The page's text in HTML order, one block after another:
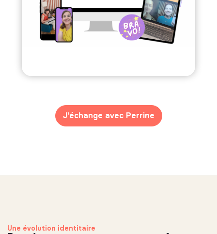
J'échange avec Perrine
Une évolution identitaire